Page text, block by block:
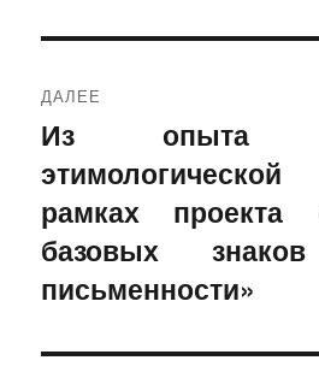
ДАЛЕЕ
Следующая
запись:
Из опыта
рамках проекта
базовых
письменности»